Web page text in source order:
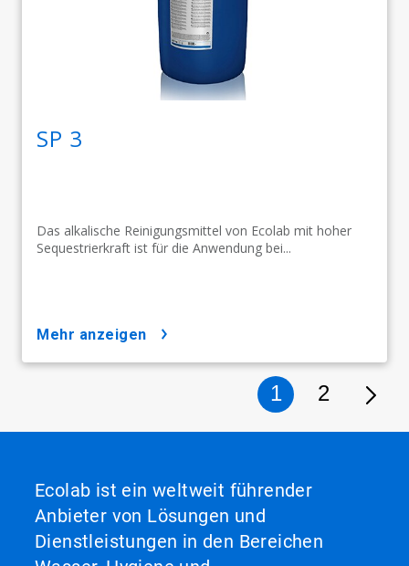
SP 3
Das alkalische Reinigungsmittel von Ecolab mit hoher
Sequestrierkraft ist für die Anwendung bei...
mehr anzeigen
1 2
Ecolab ist ein weltweit führender
Anbieter von Lösungen und
Dienstleistungen in den Bereichen